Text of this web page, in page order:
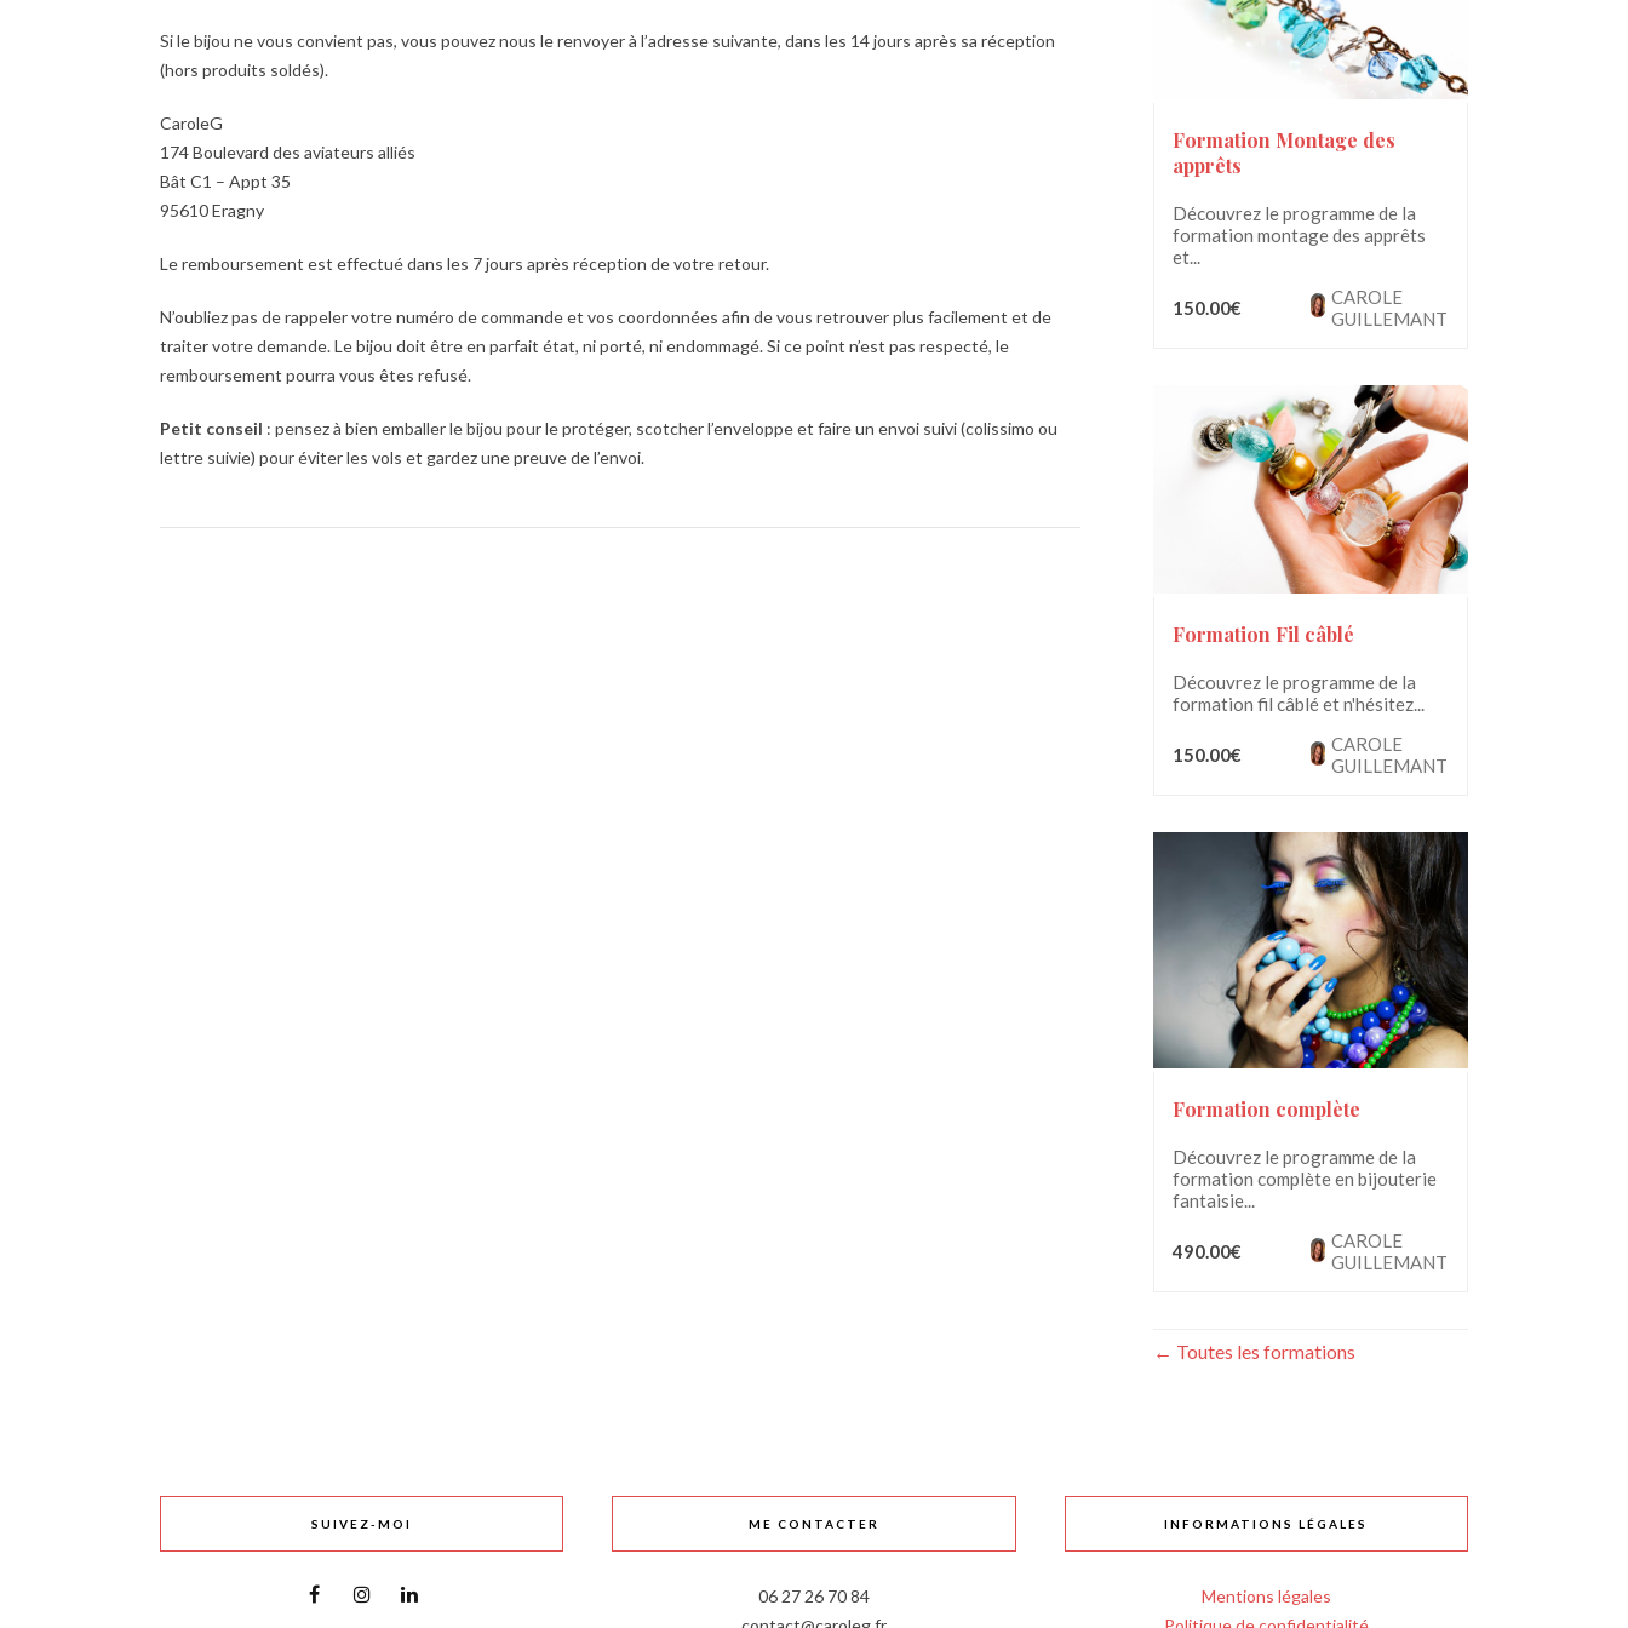
Si le bijou ne vous convient pas, vous pouvez nous le renvoyer à l’adresse suivante, dans les 14 jours après sa réception
(hors produits soldés).
CaroleG
174 Boulevard des aviateurs alliés
Bât C1 – Appt 35
95610 Eragny
Le remboursement est effectué dans les 7 jours après réception de votre retour.
N’oubliez pas de rappeler votre numéro de commande et vos coordonnées afin de vous retrouver plus facilement et de
traiter votre demande. Le bijou doit être en parfait état, ni porté, ni endommagé. Si ce point n’est pas respecté, le
remboursement pourra vous êtes refusé.
Petit conseil : pensez à bien emballer le bijou pour le protéger, scotcher l’enveloppe et faire un envoi suivi (colissimo ou
lettre suivie) pour éviter les vols et gardez une preuve de l’envoi.
Formation Montage des
apprêts
Découvrez le programme de la
formation montage des apprêts
et...
150.00€
CAROLE
GUILLEMANT
Formation Fil câblé
Découvrez le programme de la
formation fil câblé et n'hésitez...
150.00€
CAROLE
GUILLEMANT
Formation complète
Découvrez le programme de la
formation complète en bijouterie
fantaisie...
490.00€
CAROLE
GUILLEMANT
Toutes les formations
SUIVEZ-MOI ME CONTACTER
06 27 26 70 84
INFORMATIONS LÉGALES
Mentions légales